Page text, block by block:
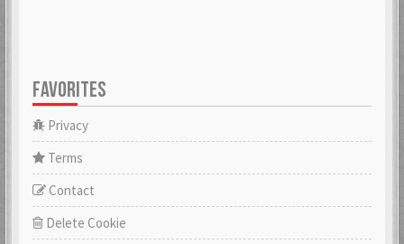
FAVORITES
Privacy
Terms
Contact
Delete Cookie